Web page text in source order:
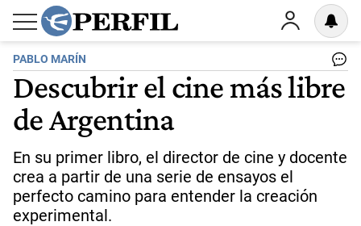
PABLO MARÍN
Descubrir el cine más libre
de Argentina
En su primer libro, el director de cine y docente
crea a partir de una serie de ensayos el
perfecto camino para entender la creación
experimental.